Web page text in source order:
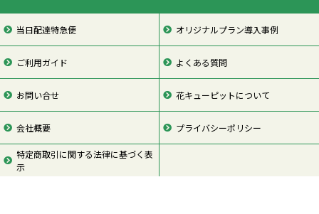
当日配達特急便 オリジナルプラン導入事例
ご利用ガイド よくある質問
お問い合せ 花キューピットについて
会社概要 プライバシーポリシー
特定商取引に関する法律に基づく表
示